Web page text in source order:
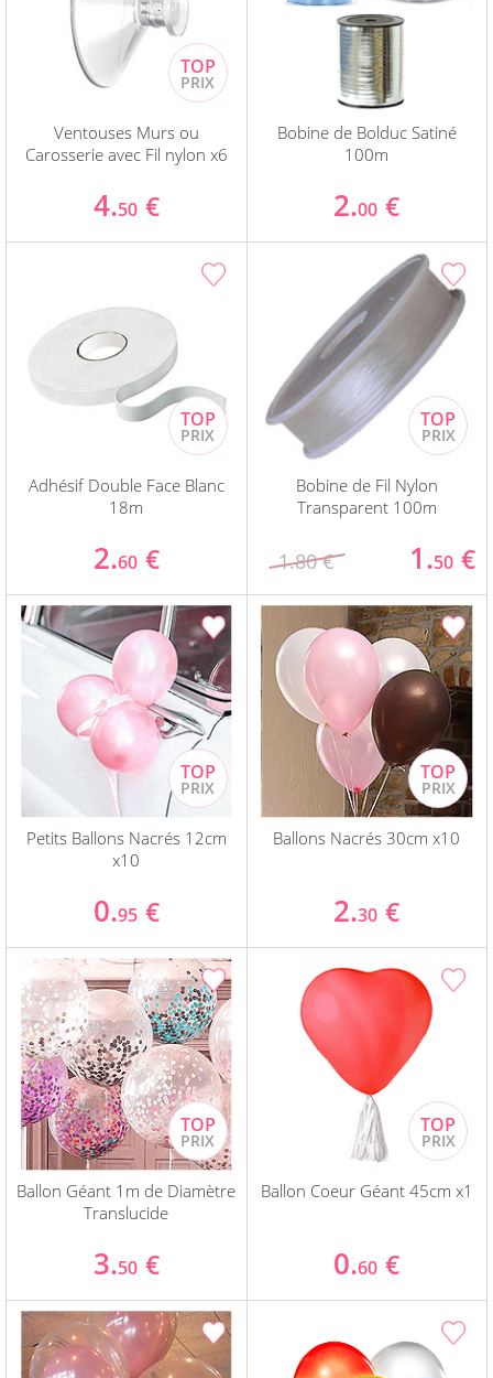
Ventouses Murs ou
Carosserie avec Fil nylon x6
4.50 €
Bobine de Bolduc Satiné
100m
2.00 €
Adhésif Double Face Blanc
18m
2.60 €
Bobine de Fil Nylon
Transparent 100m
1.80 € 1.50 €
Petits Ballons Nacrés 12cm
x10
0.95 €
Ballons Nacrés 30cm x10
2.30 €
Ballon Géant 1m de Diamètre
Translucide
3.50 €
Ballon Coeur Géant 45cm x1
0.60 €